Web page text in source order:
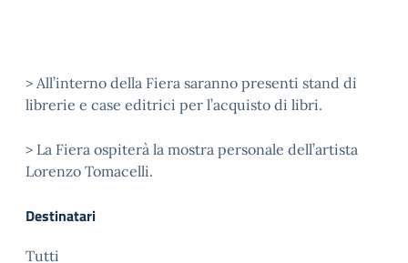
> All’interno della Fiera saranno presenti stand di
librerie e case editrici per l’acquisto di libri.
> La Fiera ospiterà la mostra personale dell’artista
Lorenzo Tomacelli.
Destinatari
Tutti